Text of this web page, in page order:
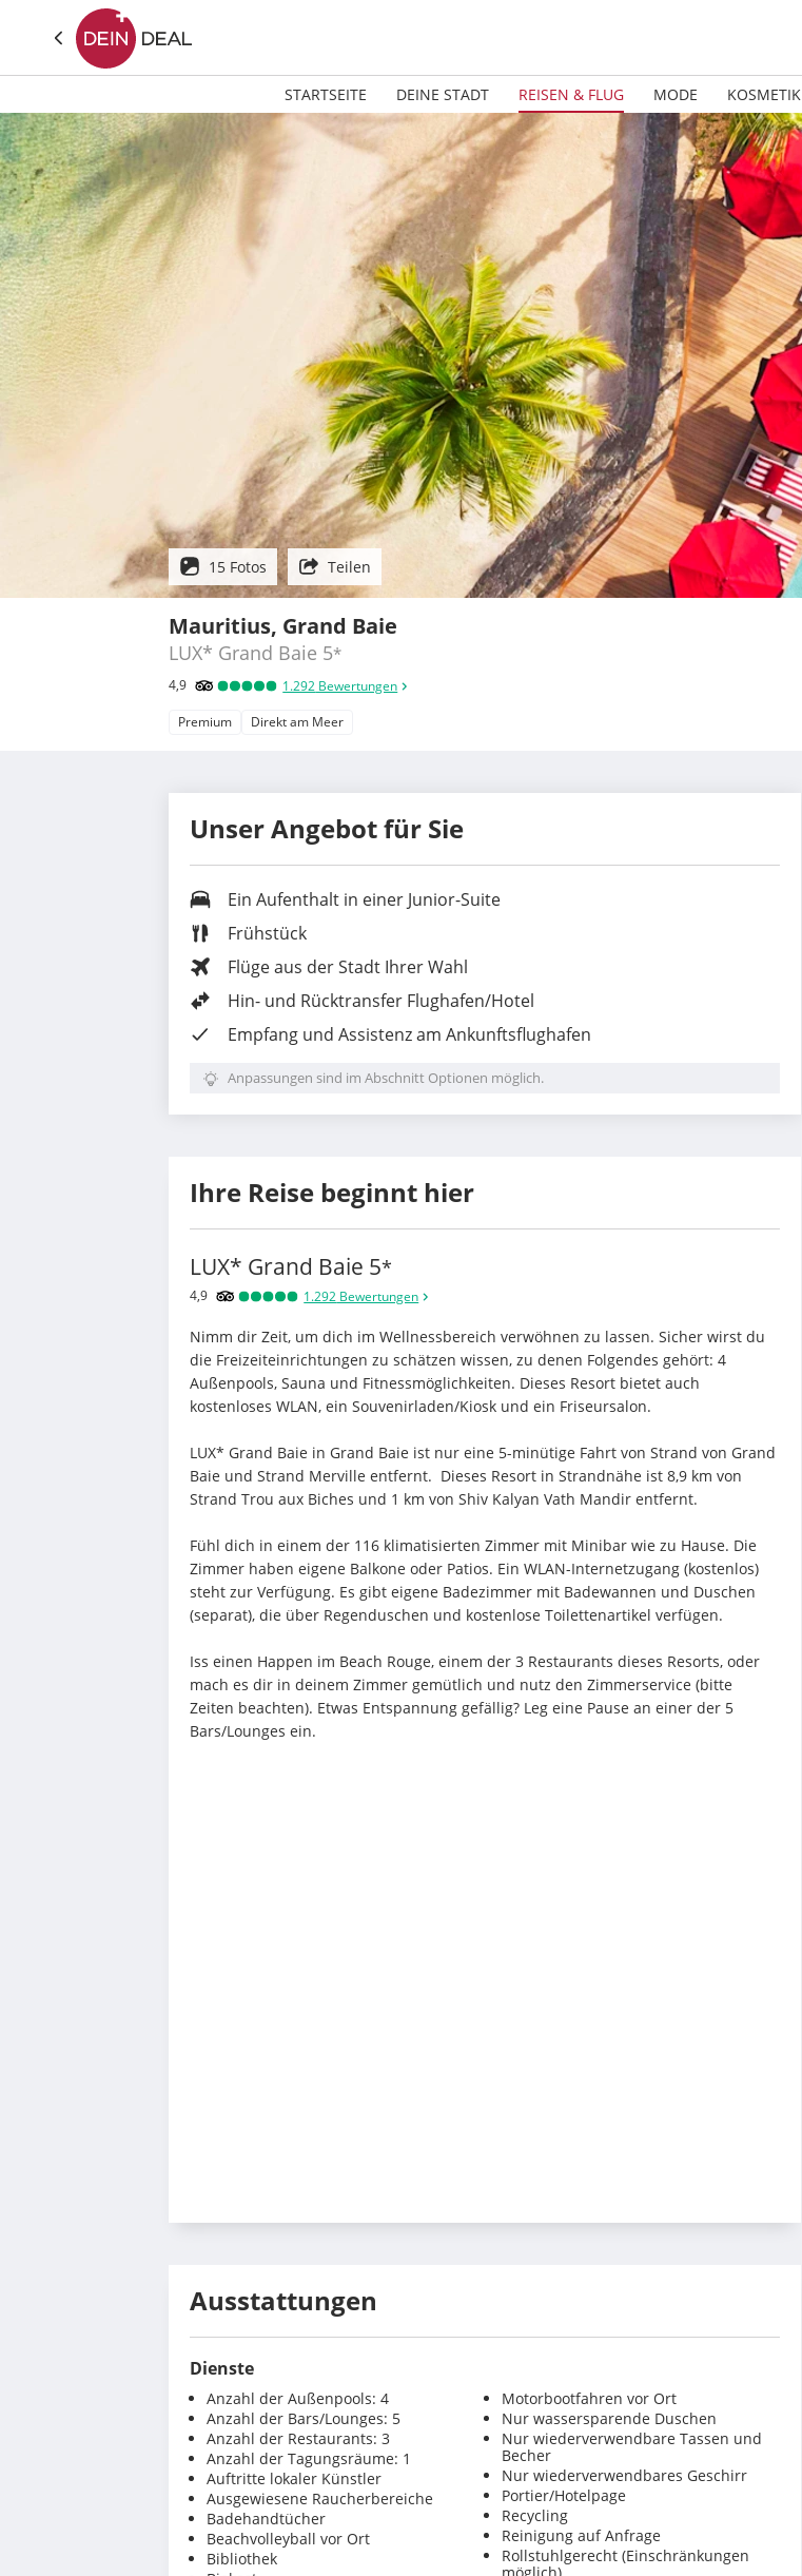
STARTSEITE DEINE STADT REISEN & FLUG MODE KOSMETIK
15 Fotos Teilen
Mauritius, Grand Baie
LUX* Grand Baie 5*
4,9 1.292 Bewertungen
Premium Direkt am Meer
Unser Angebot für Sie
Ein Aufenthalt in einer Junior-Suite
Frühstück
Flüge aus der Stadt Ihrer Wahl
Hin- und Rücktransfer Flughafen/Hotel
Empfang und Assistenz am Ankunftsflughafen
Anpassungen sind im Abschnitt Optionen möglich.
Ihre Reise beginnt hier
LUX* Grand Baie 5*
4,9 1.292 Bewertungen
Nimm dir Zeit, um dich im Wellnessbereich verwöhnen zu lassen. Sicher wirst du
die Freizeiteinrichtungen zu schätzen wissen, zu denen Folgendes gehört: 4
Außenpools, Sauna und Fitnessmöglichkeiten. Dieses Resort bietet auch
kostenloses WLAN, ein Souvenirladen/Kiosk und ein Friseursalon.
LUX* Grand Baie in Grand Baie ist nur eine 5-minütige Fahrt von Strand von Grand
Baie und Strand Merville entfernt.  Dieses Resort in Strandnähe ist 8,9 km von
Strand Trou aux Biches und 1 km von Shiv Kalyan Vath Mandir entfernt.
Fühl dich in einem der 116 klimatisierten Zimmer mit Minibar wie zu Hause. Die
Zimmer haben eigene Balkone oder Patios. Ein WLAN-Internetzugang (kostenlos)
steht zur Verfügung. Es gibt eigene Badezimmer mit Badewannen und Duschen
(separat), die über Regenduschen und kostenlose Toilettenartikel verfügen.
Iss einen Happen im Beach Rouge, einem der 3 Restaurants dieses Resorts, oder
mach es dir in deinem Zimmer gemütlich und nutz den Zimmerservice (bitte
Zeiten beachten). Etwas Entspannung gefällig? Leg eine Pause an einer der 5
Bars/Lounges ein.
Ausstattungen
Dienste
Anzahl der Außenpools: 4
Anzahl der Bars/Lounges: 5
Anzahl der Restaurants: 3
Anzahl der Tagungsräume: 1
Auftritte lokaler Künstler
Ausgewiesene Raucherbereiche
Badehandtücher
Beachvolleyball vor Ort
Bibliothek
Motorbootfahren vor Ort
Nur wassersparende Duschen
Nur wiederverwendbare Tassen und
Becher
Nur wiederverwendbares Geschirr
Portier/Hotelpage
Recycling
Reinigung auf Anfrage
Rollstuhlgerecht (Einschränkungen